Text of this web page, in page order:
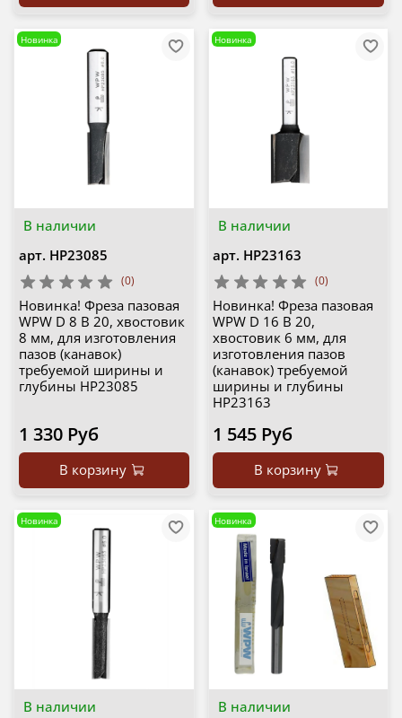
В наличии
Новинка
арт. HP23085
(0)
Новинка! Фреза пазовая
WPW D 8 B 20, хвостовик
8 мм, для изготовления
пазов (канавок)
требуемой ширины и
глубины HP23085
1 330 Руб
В корзину
В наличии
Новинка
арт. HP23163
(0)
Новинка! Фреза пазовая
WPW D 16 B 20,
хвостовик 6 мм, для
изготовления пазов
(канавок) требуемой
ширины и глубины
HP23163
1 545 Руб
В корзину
В наличии
Новинка
В наличии
Новинка